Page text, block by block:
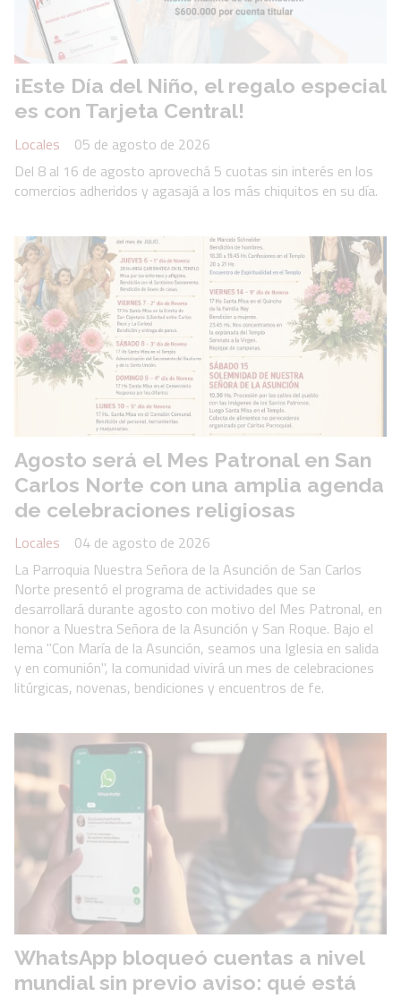
¡Este Día del Niño, el regalo especial
es con Tarjeta Central!
Locales
05 de agosto de 2026
Del 8 al 16 de agosto aprovechá 5 cuotas sin interés en los
comercios adheridos y agasajá a los más chiquitos en su día.
Agosto será el Mes Patronal en San
Carlos Norte con una amplia agenda
de celebraciones religiosas
Locales
04 de agosto de 2026
La Parroquia Nuestra Señora de la Asunción de San Carlos
Norte presentó el programa de actividades que se
desarrollará durante agosto con motivo del Mes Patronal, en
honor a Nuestra Señora de la Asunción y San Roque. Bajo el
lema "Con María de la Asunción, seamos una Iglesia en salida
y en comunión", la comunidad vivirá un mes de celebraciones
litúrgicas, novenas, bendiciones y encuentros de fe.
WhatsApp bloqueó cuentas a nivel
mundial sin previo aviso: qué está